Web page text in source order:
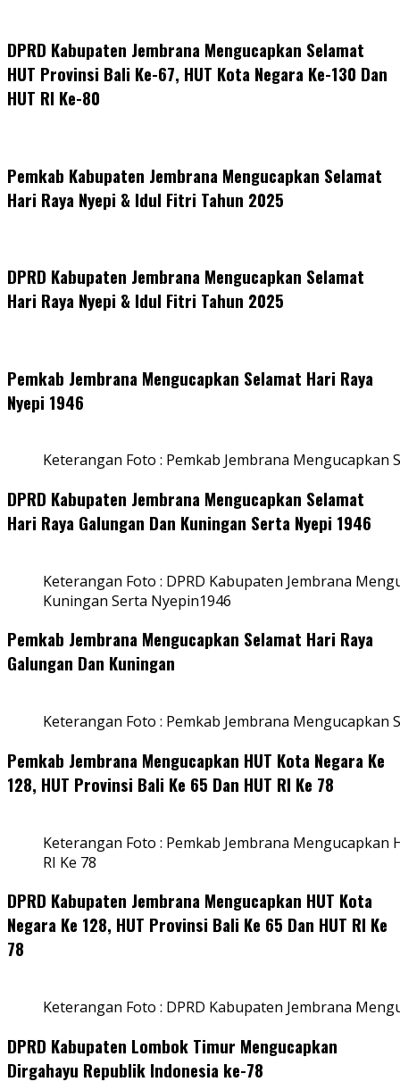
DPRD Kabupaten Jembrana Mengucapkan Selamat
HUT Provinsi Bali Ke-67, HUT Kota Negara Ke-130 Dan
HUT RI Ke-80
Pemkab Kabupaten Jembrana Mengucapkan Selamat
Hari Raya Nyepi & Idul Fitri Tahun 2025
DPRD Kabupaten Jembrana Mengucapkan Selamat
Hari Raya Nyepi & Idul Fitri Tahun 2025
Pemkab Jembrana Mengucapkan Selamat Hari Raya
Nyepi 1946
Keterangan Foto : Pemkab Jembrana Mengucapkan
DPRD Kabupaten Jembrana Mengucapkan Selamat
Hari Raya Galungan Dan Kuningan Serta Nyepi 1946
Keterangan Foto : DPRD Kabupaten Jembrana
Kuningan Serta Nyepin1946
Pemkab Jembrana Mengucapkan Selamat Hari Raya
Galungan Dan Kuningan
Keterangan Foto : Pemkab Jembrana Mengucapkan
Pemkab Jembrana Mengucapkan HUT Kota Negara Ke
128, HUT Provinsi Bali Ke 65 Dan HUT RI Ke 78
Keterangan Foto : Pemkab Jembrana Mengucapkan
RI Ke 78
DPRD Kabupaten Jembrana Mengucapkan HUT Kota
Negara Ke 128, HUT Provinsi Bali Ke 65 Dan HUT RI Ke
78
Keterangan Foto : DPRD Kabupaten Jembrana
DPRD Kabupaten Lombok Timur Mengucapkan
Dirgahayu Republik Indonesia ke-78